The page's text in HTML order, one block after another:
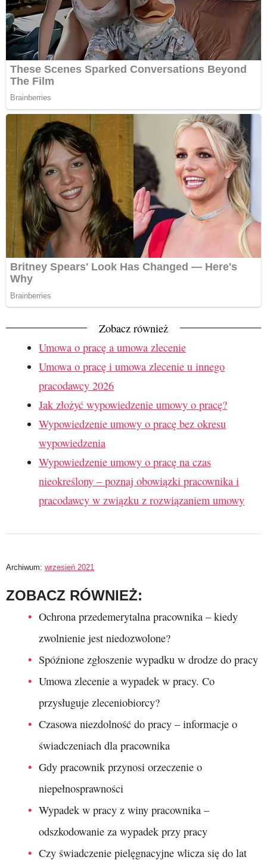
Zobacz również
Umowa o pracę a umowa zlecenie
Umowa o pracę i umowa zlecenie u innego
pracodawcy 2026
Jak złożyć wypowiedzenie umowy o pracę?
Wypowiedzenie umowy o pracę bez okresu
wypowiedzenia
Wypowiedzenie umowy o pracę na czas
nieokreślony – poznaj obowiązki pracownika i
pracodawcy w związku z rozwiązaniem umowy
Archiwum: wrzesień 2021
ZOBACZ RÓWNIEŻ:
Ochrona przedemerytalna pracownika – kiedy
zwolnienie jest niedozwolone?
Spóźnione zgłoszenie wypadku w drodze do pracy
Umowa zlecenie a wypadek w pracy. Co
przysługuje zleceniobiorcy?
Czasowa niezdolność do pracy – informacje o
świadczeniach dla pracownika
Gdy pracownik przynosi orzeczenie o
niepełnosprawności
Wypadek w pracy z winy pracownika –
odszkodowanie za wypadek przy pracy
Czy świadczenie pielęgnacyjne wlicza się do lat